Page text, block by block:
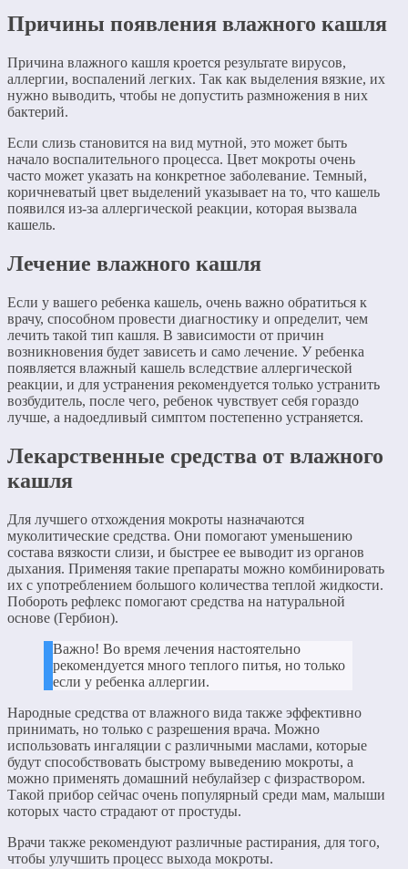
Причины появления влажного кашля
Причина влажного кашля кроется результате вирусов,
аллергии, воспалений легких. Так как выделения вязкие, их
нужно выводить, чтобы не допустить размножения в них
бактерий.
Если слизь становится на вид мутной, это может быть
начало воспалительного процесса. Цвет мокроты очень
часто может указать на конкретное заболевание. Темный,
коричневатый цвет выделений указывает на то, что кашель
появился из-за аллергической реакции, которая вызвала
кашель.
Лечение влажного кашля
Если у вашего ребенка кашель, очень важно обратиться к
врачу, способном провести диагностику и определит, чем
лечить такой тип кашля. В зависимости от причин
возникновения будет зависеть и само лечение. У ребенка
появляется влажный кашель вследствие аллергической
реакции, и для устранения рекомендуется только устранить
возбудитель, после чего, ребенок чувствует себя гораздо
лучше, а надоедливый симптом постепенно устраняется.
Лекарственные средства от влажного
кашля
Для лучшего отхождения мокроты назначаются
муколитические средства. Они помогают уменьшению
состава вязкости слизи, и быстрее ее выводит из органов
дыхания. Применяя такие препараты можно комбинировать
их с употреблением большого количества теплой жидкости.
Побороть рефлекс помогают средства на натуральной
основе (Гербион).
Важно! Во время лечения настоятельно
рекомендуется много теплого питья, но только
если у ребенка аллергии.
Народные средства от влажного вида также эффективно
принимать, но только с разрешения врача. Можно
использовать ингаляции с различными маслами, которые
будут способствовать быстрому выведению мокроты, а
можно применять домашний небулайзер с физраствором.
Такой прибор сейчас очень популярный среди мам, малыши
которых часто страдают от простуды.
Врачи также рекомендуют различные растирания, для того,
чтобы улучшить процесс выхода мокроты.